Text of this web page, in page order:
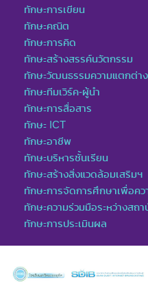
ทักษะการเขียน
ทักษะคณิต
ทักษะการคิด
ทักษะสร้างสรรค์นวัตกรรม
ทักษะวัฒนธรรมความแตกต่าง
ทักษะทีมเวิร์ค-ผู้นำ
ทักษะการสื่อสาร
ทักษะ ICT
ทักษะอาชีพ
ทักษะบริหารชั้นเรียน
ทักษะสร้างสิ่งแวดล้อมเสริมฯ
ทักษะการจัดการศึกษาเพื่อคว
ทักษะความร่วมมือระหว่างสถา
ทักษะการประเมินผล